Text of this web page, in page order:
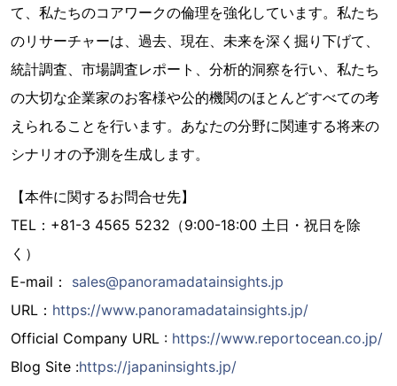
て、私たちのコアワークの倫理を強化しています。私たち
のリサーチャーは、過去、現在、未来を深く掘り下げて、
統計調査、市場調査レポート、分析的洞察を行い、私たち
の大切な企業家のお客様や公的機関のほとんどすべての考
えられることを行います。あなたの分野に関連する将来の
シナリオの予測を生成します。
【本件に関するお問合せ先】
TEL：+81-3 4565 5232（9:00-18:00 土日・祝日を除
く）
E-mail： sales@panoramadatainsights.jp
URL： https://www.panoramadatainsights.jp/
Official Company URL : https://www.reportocean.co.jp/
Blog Site :https://japaninsights.jp/